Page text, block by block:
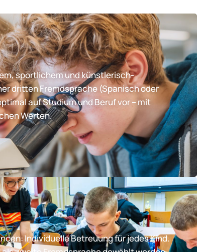
sportlichem und künstlerisch-
dritten Fremdsprache (Spanisch oder
auf Studium und Beruf vor – mit
Werten.
Individuelle Betreuung für jedes Kind.